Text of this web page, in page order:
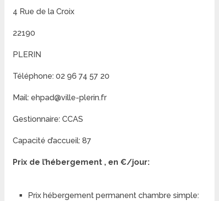
4 Rue de la Croix
22190
PLERIN
Téléphone: 02 96 74 57 20
Mail: ehpad@ville-plerin.fr
Gestionnaire: CCAS
Capacité d’accueil: 87
Prix de l’hébergement , en €/jour:
Prix hébergement permanent chambre simple: